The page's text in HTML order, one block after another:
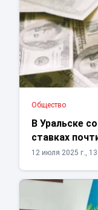
Общество
В Уральске
ставках
12 июля 2025 г.,